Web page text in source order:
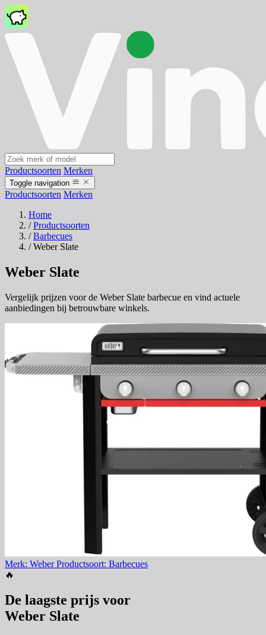
Productsoorten Merken
Toggle navigation
Productsoorten Merken
Home
/ Productsoorten
/ Barbecues
/ Weber Slate
Weber Slate
Vergelijk prijzen voor de Weber Slate barbecue en vind actuele
aanbiedingen bij betrouwbare winkels.
Merk: WeberProductsoort: Barbecues
🔥
De laagste prijs voor
Weber Slate